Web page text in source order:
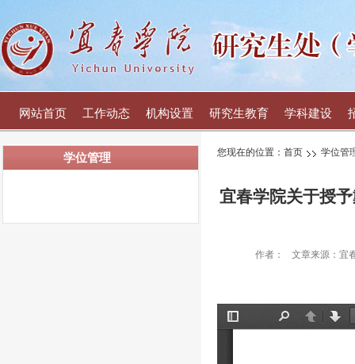
网站首页 工作动态 机构设置 研究生教育 学科建设
学位管理 您现在的位置： 首页 学位管
宜春学院关于授
作者： 文章来源：宜